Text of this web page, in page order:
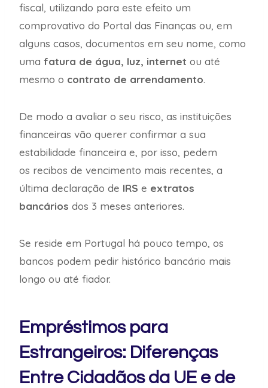
fiscal, utilizando para este efeito um
comprovativo do Portal das Finanças ou, em
alguns casos, documentos em seu nome, como
uma fatura de água, luz, internet ou até
mesmo o contrato de arrendamento.
De modo a avaliar o seu risco, as instituições
financeiras vão querer confirmar a sua
estabilidade financeira e, por isso, pedem
os recibos de vencimento mais recentes, a
última declaração de IRS e extratos
bancários dos 3 meses anteriores.
Se reside em Portugal há pouco tempo, os
bancos podem pedir histórico bancário mais
longo ou até fiador.
Empréstimos para
Estrangeiros: Diferenças
Entre Cidadãos da UE e de